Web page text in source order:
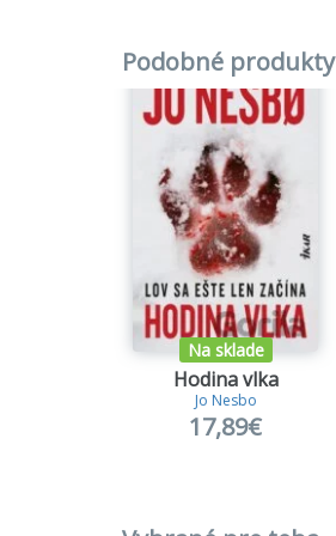
Podobné produkty
Na sklade
Hodina vlka
Jo Nesbo
17,89€